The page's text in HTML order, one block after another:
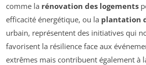
comme la rénovation des logements
efficacité énergétique, ou la plantation
urbain, représentent des initiatives qui
favorisent la résilience face aux
extrêmes mais contribuent également à